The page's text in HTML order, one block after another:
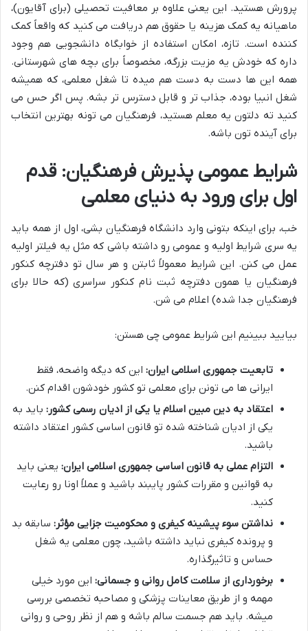
پرورش هستید. این یعنی علاوه بر معافیت تحصیلی (برای آقایون)،
ماهیانه یه کمک هزینه یا حقوق هم دریافت می کنید که واقعاً کمک
کننده است. تازه، امکان استفاده از خوابگاه دانشجویی هم وجود
داره که خودش یه مزیت بزرگه، مخصوصاً برای بچه های شهرستانی.
همه این ها دست به دست هم میده تا شغل معلمی، که همیشه
شغل انبیا بوده، جذاب تر و قابل دسترس تر بشه. پس اگر حس می
کنید ته دلتون یه معلم هستید، فرهنگیان می تونه بهترین انتخاب
برای آینده تون باشه.
شرایط عمومی پذیرش فرهنگیان: قدم
اول برای ورود به دنیای معلمی
خب، برای اینکه بتونی وارد دانشگاه فرهنگیان بشی، اول از همه باید
یه سری شرایط اولیه و عمومی رو داشته باشی که مثل یه فیلتر اولیه
عمل می کنن. این شرایط معمولاً ثابتن و هر سال تو دفترچه کنکور
فرهنگیان یا همون دفترچه ثبت نام کنکور سراسری (که حالا برای
فرهنگیان جدا شده) اعلام می شن.
بیایید ببینیم این شرایط عمومی چی هستن:
تابعیت جمهوری اسلامی ایران: این که دیگه واضحه، فقط
ایرانی ها می تونن برای معلمی تو کشور خودشون اقدام کنن.
اعتقاد به دین مبین اسلام یا یکی از ادیان رسمی کشور: باید به
یکی از ادیان شناخته شده تو قانون اساسی کشور اعتقاد داشته
باشید.
التزام عملی به قانون اساسی جمهوری اسلامی ایران: یعنی باید
به قوانین و مقررات کشور پایبند باشید و عملاً اونا رو رعایت
کنید.
نداشتن سوء پیشینه کیفری و محکومیت جزایی مؤثر: سابقه بد
و پرونده کیفری نباید داشته باشید، چون معلمی یه شغل
حساس و تاثیرگذاره.
برخورداری از سلامت کامل روانی و جسمانی: این مورد خیلی
مهمه و از طریق معاینات پزشکی و مصاحبه تخصصی بررسی
میشه. باید هم جسمت سالم باشه و هم از نظر روحی و روانی